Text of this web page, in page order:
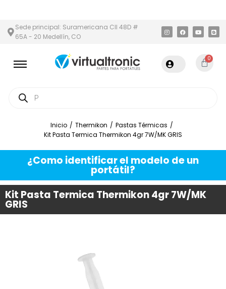
Sede principal: Suramericana Cll 48D #
65A - 20 Medellín, CO
0
Inicio / Thermikon / Pastas Térmicas /
Kit Pasta Termica Thermikon 4gr 7W/MK GRIS
¿Como identificar el modelo de un
portátil?
Kit Pasta Termica Thermikon 4gr 7W/MK
GRIS